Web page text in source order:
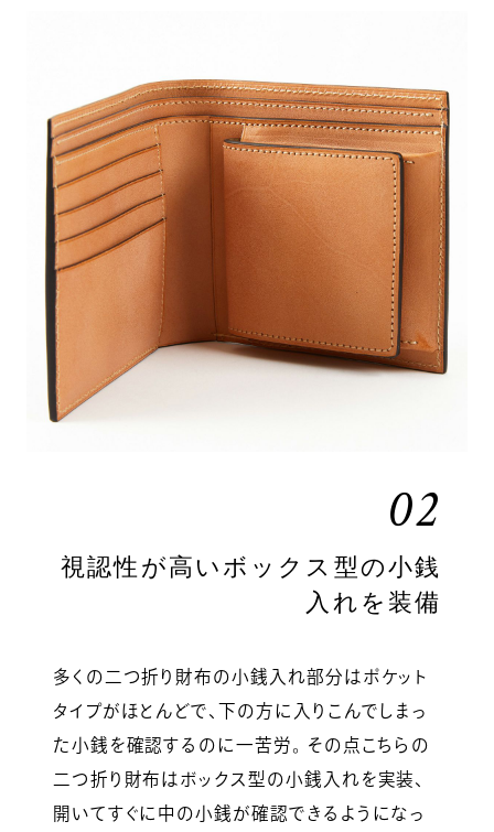
02
視認性が高いボックス型の小銭
入れを装備
多くの二つ折り財布の小銭入れ部分はポケット
タイプがほとんどで、下の方に入りこんでしまっ
た小銭を確認するのに一苦労。 その点こちらの
二つ折り財布はボックス型の小銭入れを実装、
開いてすぐに中の小銭が確認できるようになっ